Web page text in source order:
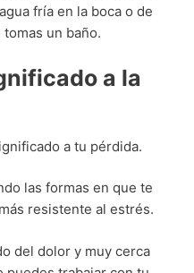
fría en la boca o de
un baño.
a la
a tu pérdida.
las formas en que te
resistente al estrés.
del dolor y muy cerca